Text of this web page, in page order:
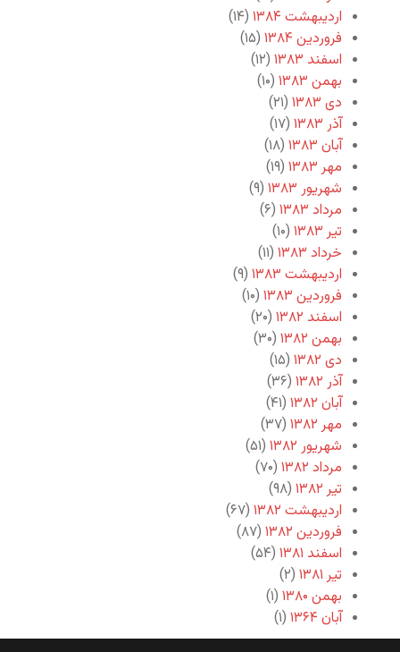
اردیبهشت ۱۳۸۴
(۱۴)
فروردین ۱۳۸۴
(۱۵)
اسفند ۱۳۸۳
(۱۲)
بهمن ۱۳۸۳
(۱۰)
دی ۱۳۸۳
(۲۱)
آذر ۱۳۸۳
(۱۷)
آبان ۱۳۸۳
(۱۸)
مهر ۱۳۸۳
(۱۹)
شهریور ۱۳۸۳
(۹)
مرداد ۱۳۸۳
(۶)
تیر ۱۳۸۳
(۱۰)
خرداد ۱۳۸۳
(۱۱)
اردیبهشت ۱۳۸۳
(۹)
فروردین ۱۳۸۳
(۱۰)
اسفند ۱۳۸۲
(۲۰)
بهمن ۱۳۸۲
(۳۰)
دی ۱۳۸۲
(۱۵)
آذر ۱۳۸۲
(۳۶)
آبان ۱۳۸۲
(۴۱)
مهر ۱۳۸۲
(۳۷)
شهریور ۱۳۸۲
(۵۱)
مرداد ۱۳۸۲
(۷۰)
تیر ۱۳۸۲
(۹۸)
اردیبهشت ۱۳۸۲
(۶۷)
فروردین ۱۳۸۲
(۸۷)
اسفند ۱۳۸۱
(۵۴)
تیر ۱۳۸۱
(۲)
بهمن ۱۳۸۰
(۱)
آبان ۱۳۶۴
(۱)